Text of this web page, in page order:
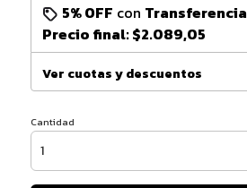
5% OFF con Transferencia
Precio final:$2.089,05
Ver cuotas y descuentos
Cantidad